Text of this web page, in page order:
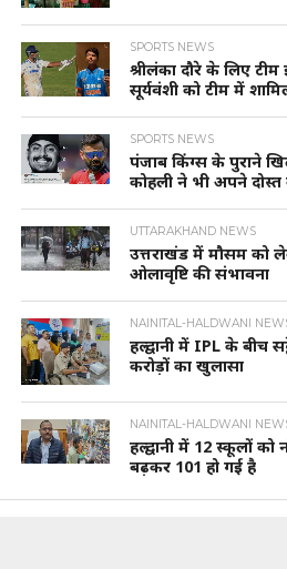
SPORTS NEWS
श्रीलंका दौरे के लिए
सूर्यवंशी को टीम में
SPORTS NEWS
पंजाब किंग्स के पुराने
कोहली ने भी अपने दोस्त
UTTARAKHAND NEWS
उत्तराखंड में मौसम को
ओलावृष्टि की संभावना
NAINITAL-HALDWANI
हल्द्वानी में IPL के बीच
करोड़ों का खुलासा
NAINITAL-HALDWANI
हल्द्वानी में 12 स्कूलों
बढ़कर 101 हो गई है